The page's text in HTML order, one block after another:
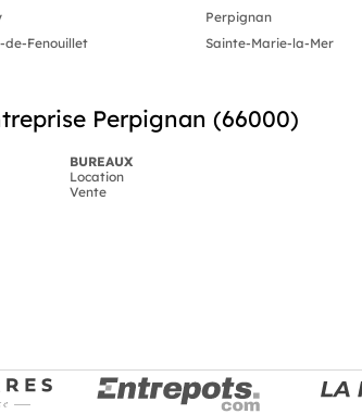
Perpignan
de-Fenouillet Sainte-Marie-la-Mer
Perpignan (66000)
BUREAUX
Location
Vente